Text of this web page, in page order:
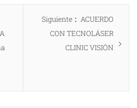
Siguiente
Entrada
siguiente:
ACUERDO
CON TECNOLÁSER
CLINIC VISIÓN